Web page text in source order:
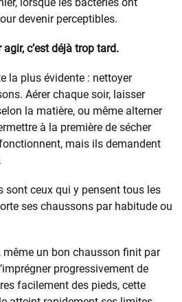
devenir perceptibles.
c’est déjà trop tard.
la plus évidente : nettoyer
Aérer chaque soir, laisser
la matière, ou même alterner
à la première de sécher
mais ils demandent
sont ceux qui y pensent tous les
ses chaussons par habitude ou
même un bon chausson finit par
progressivement de
facilement des pieds, cette